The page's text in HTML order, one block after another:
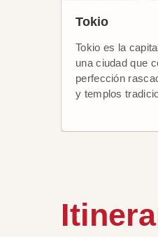
Tokio
Tokio es la
una ciudad que
perfección
y templos